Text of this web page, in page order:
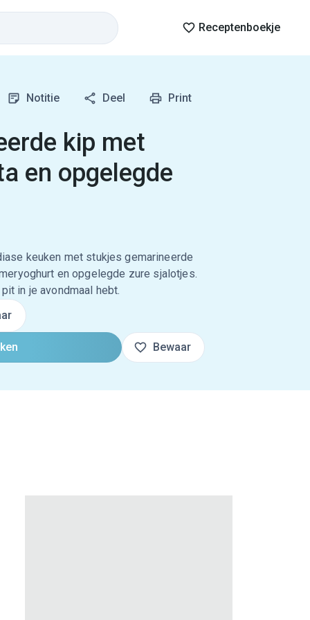
Receptenboekje
Notitie Deel Print
kip met
en opgelegde
keuken met stukjes gemarineerde
en opgelegde zure sjalotjes.
in je avondmaal hebt.
Bewaar